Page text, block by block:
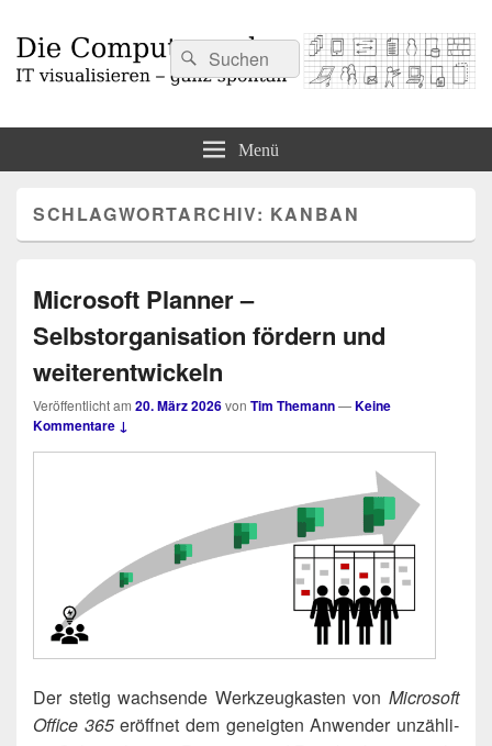
Suchen
nach:
Suchen
Menü
SCHLAGWORTARCHIV: KANBAN
Microsoft Planner –
Selbstorganisation fördern und
weiterentwickeln
Veröffentlicht am 20. März 2026von Tim Themann—Keine
Kommentare ↓
Der ste­tig wach­sen­de Werk­zeug­kas­ten von Micro­soft
Office 365eröff­net dem geneig­ten Anwen­der unzäh­li­